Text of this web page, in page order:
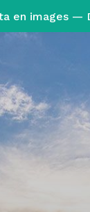
en images —